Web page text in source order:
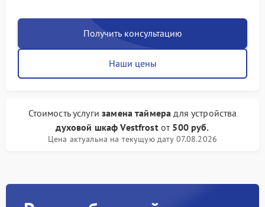
Получить консультацию
Наши цены
Стоимость услугизамена таймера для устройства
духовой шкаф Vestfrostот 500 руб.
Цена актуальна на текущую дату 07.08.2026